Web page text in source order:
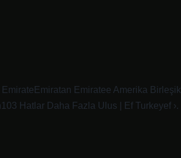
Emiratee Amerika Birleşik
Hatlar Daha Fazla Ulus | Ef Turkeyef ›.